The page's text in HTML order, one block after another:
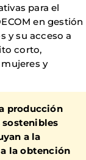
para el
en gestión
y su acceso a
corto,
y
producción
a la
la obtención